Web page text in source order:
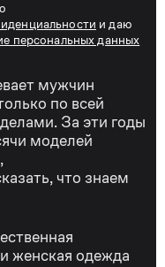
и даю
персональных данных
мужчин
по всей
За эти годы
моделей
что знаем
женская одежда